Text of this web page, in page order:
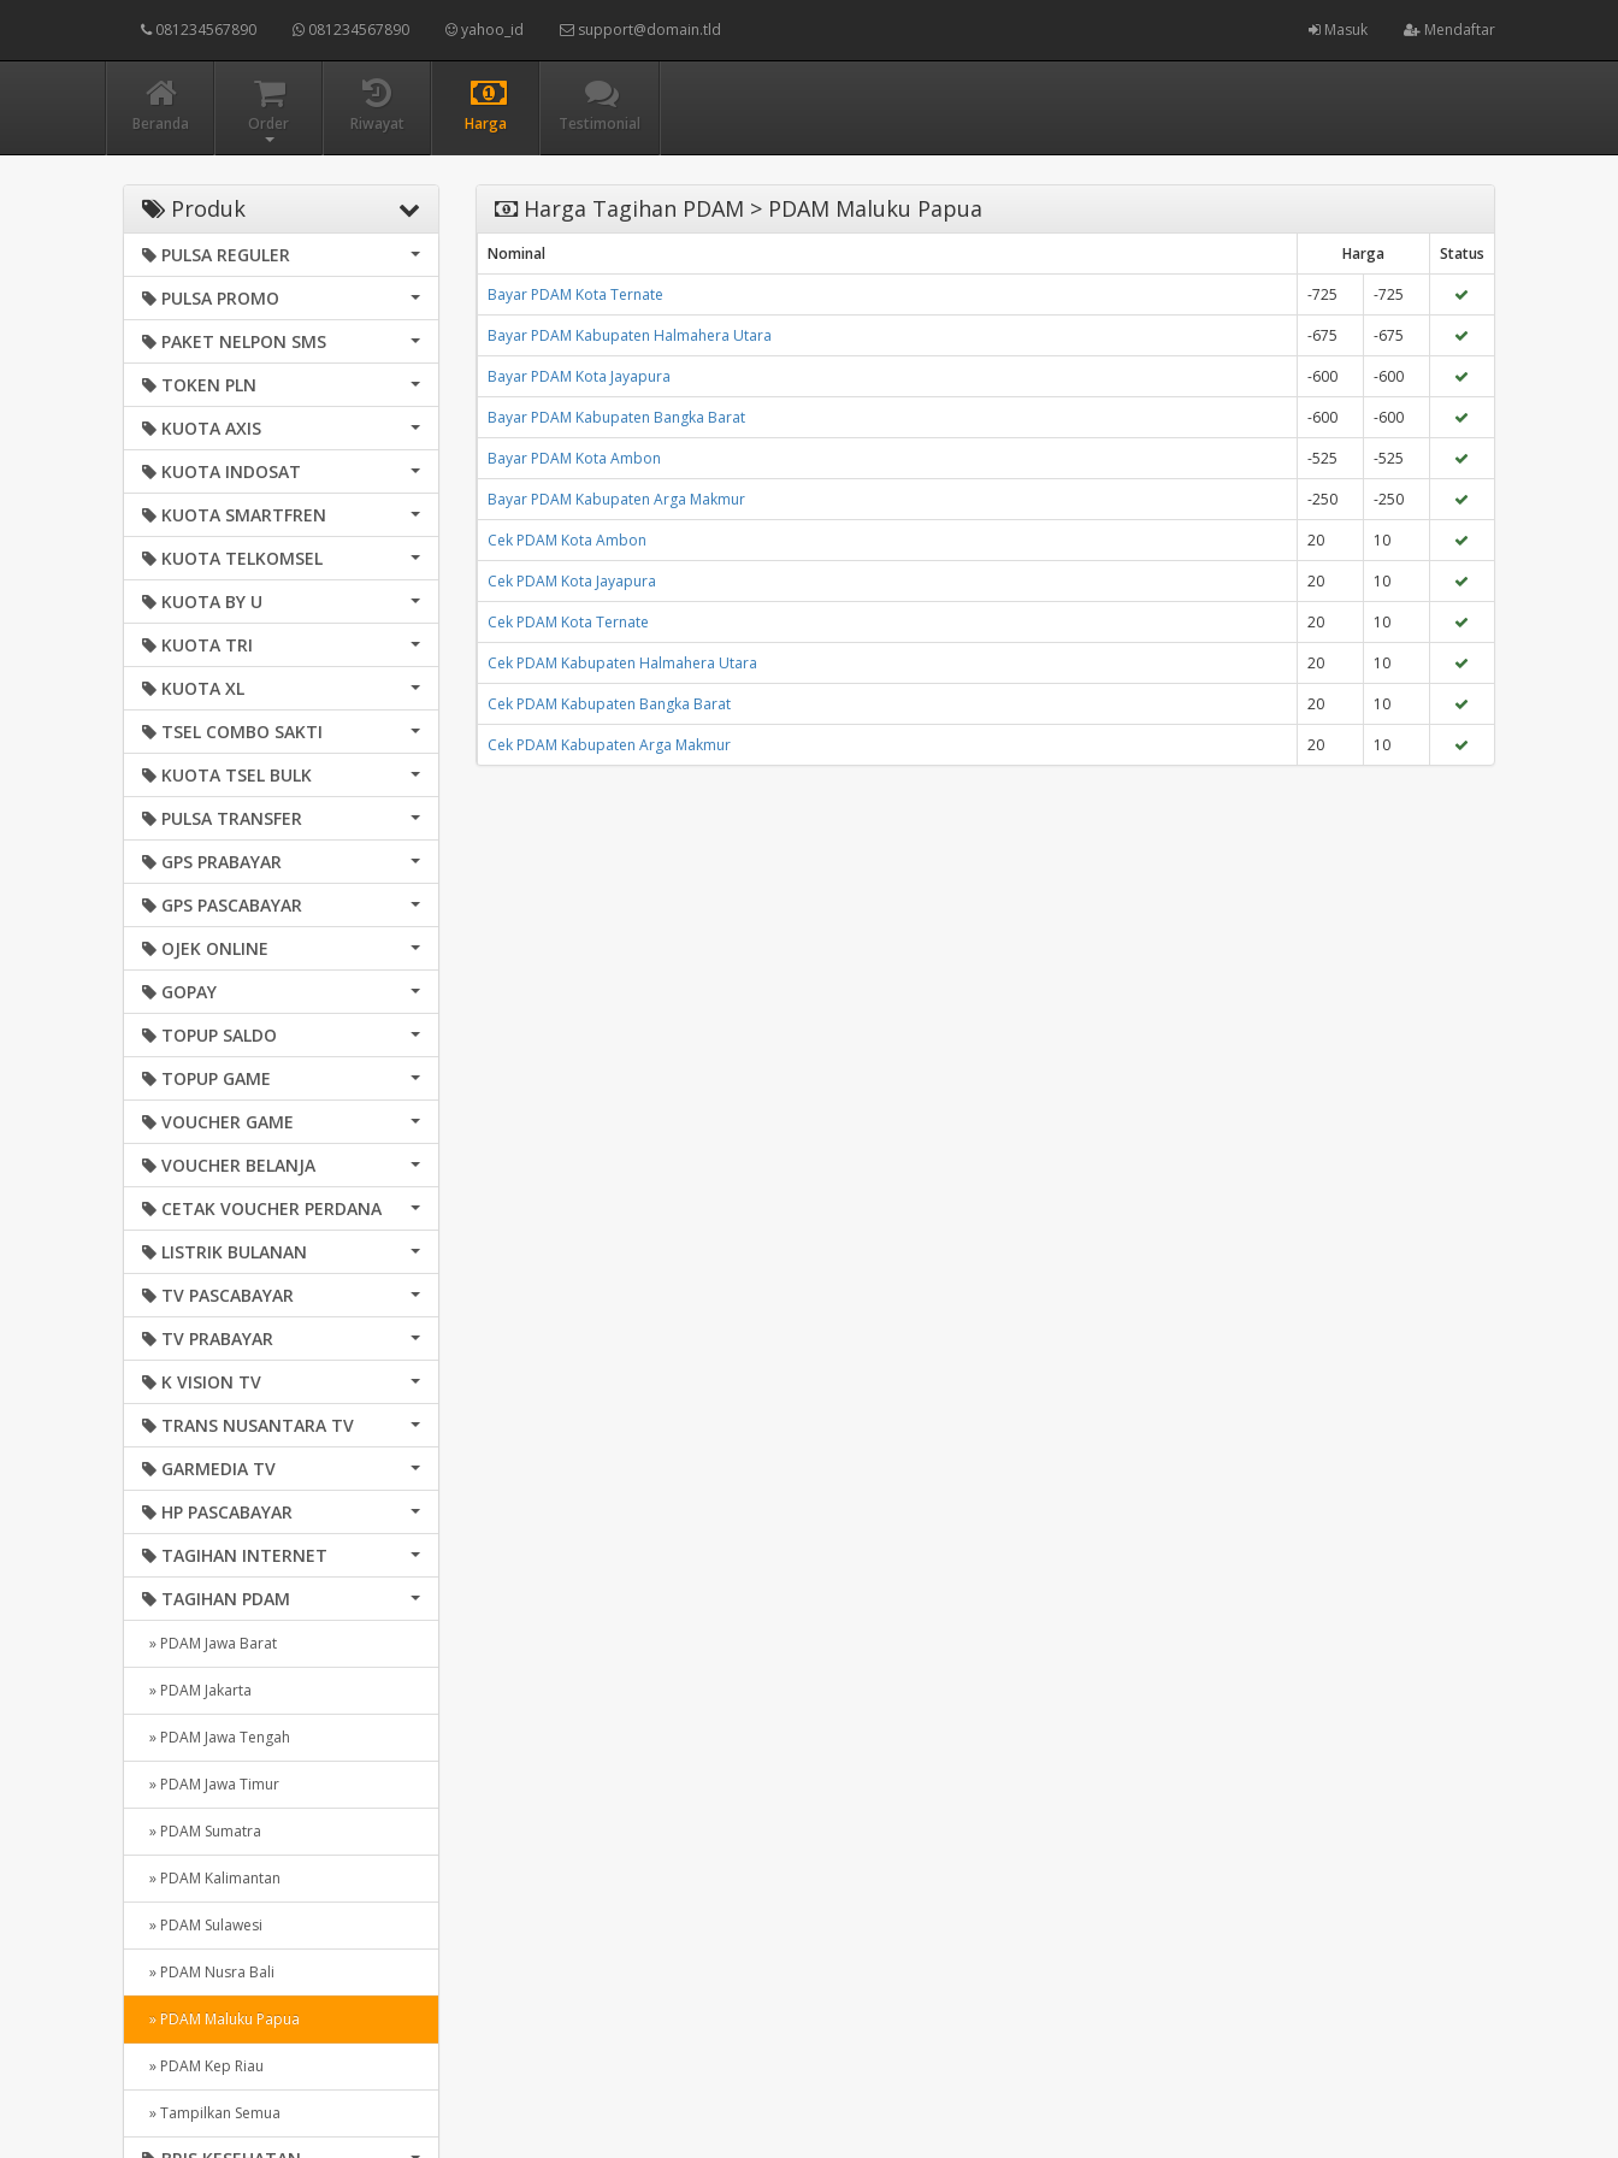
081234567890 081234567890 yahoo_id support@domain.tld Masuk Mendaftar
Beranda Order Riwayat Harga Testimonial
Produk
PULSA REGULER
PULSA PROMO
PAKET NELPON SMS
TOKEN PLN
KUOTA AXIS
KUOTA INDOSAT
KUOTA SMARTFREN
KUOTA TELKOMSEL
KUOTA BY U
KUOTA TRI
KUOTA XL
TSEL COMBO SAKTI
KUOTA TSEL BULK
PULSA TRANSFER
GPS PRABAYAR
GPS PASCABAYAR
OJEK ONLINE
GOPAY
TOPUP SALDO
TOPUP GAME
VOUCHER GAME
VOUCHER BELANJA
CETAK VOUCHER PERDANA
LISTRIK BULANAN
TV PASCABAYAR
TV PRABAYAR
K VISION TV
TRANS NUSANTARA TV
GARMEDIA TV
HP PASCABAYAR
TAGIHAN INTERNET
TAGIHAN PDAM
» PDAM Jawa Barat
» PDAM Jakarta
» PDAM Jawa Tengah
» PDAM Jawa Timur
» PDAM Sumatra
» PDAM Kalimantan
» PDAM Sulawesi
» PDAM Nusra Bali
» PDAM Maluku Papua
» PDAM Kep Riau
» Tampilkan Semua
Harga Tagihan PDAM > PDAM Maluku Papua
Nominal Harga
Status
Bayar PDAM Kota Ternate
-725
-725
Bayar PDAM Kabupaten Halmahera Utara
-675
-675
Bayar PDAM Kota Jayapura
-600
-600
Bayar PDAM Kabupaten Bangka Barat
-600
-600
Bayar PDAM Kota Ambon
-525
-525
Bayar PDAM Kabupaten Arga Makmur
-250
-250
Cek PDAM Kota Ambon
20
10
Cek PDAM Kota Jayapura
20
10
Cek PDAM Kota Ternate
20
10
Cek PDAM Kabupaten Halmahera Utara
20
10
Cek PDAM Kabupaten Bangka Barat
20
10
Cek PDAM Kabupaten Arga Makmur
20 10